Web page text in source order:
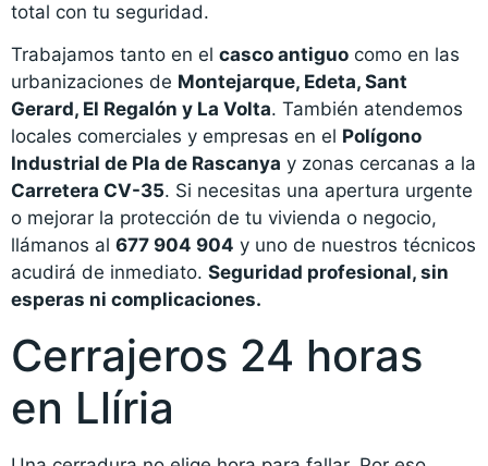
total con tu seguridad.
Trabajamos tanto en el casco antiguo como en las
urbanizaciones de Montejarque, Edeta, Sant
Gerard, El Regalón y La Volta. También atendemos
locales comerciales y empresas en el Polígono
Industrial de Pla de Rascanya y zonas cercanas a la
Carretera CV-35. Si necesitas una apertura urgente
o mejorar la protección de tu vivienda o negocio,
llámanos al 677 904 904 y uno de nuestros técnicos
acudirá de inmediato. Seguridad profesional, sin
esperas ni complicaciones.
Cerrajeros 24 horas
en Llíria